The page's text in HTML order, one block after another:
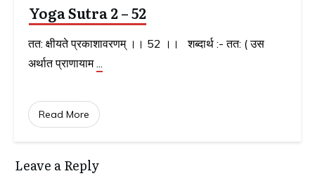
Yoga Sutra 2 – 52
तत: क्षीयते प्रकाशावरणम् ।। 52 ।। शब्दार्थ :- तत: ( उस
अर्थात प्राणायाम...
Read More
Leave a Reply